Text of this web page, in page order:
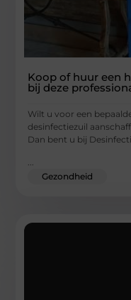
Koop of huur een
bij deze
Wilt u voor een
desinfectiezuil
Dan bent u bij
...
Gezondheid